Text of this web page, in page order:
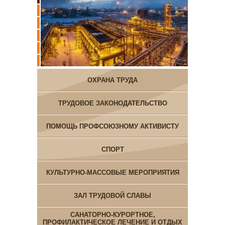
ОХРАНА ТРУДА
ТРУДОВОЕ ЗАКОНОДАТЕЛЬСТВО
ПОМОЩЬ ПРОФСОЮЗНОМУ АКТИВИСТУ
СПОРТ
КУЛЬТУРНО-МАССОВЫЕ МЕРОПРИЯТИЯ
ЗАЛ ТРУДОВОЙ СЛАВЫ
САНАТОРНО-КУРОРТНОЕ,
ПРОФИЛАКТИЧЕСКОЕ ЛЕЧЕНИЕ И ОТДЫХ